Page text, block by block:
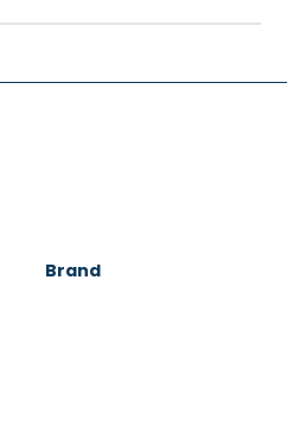
Brand